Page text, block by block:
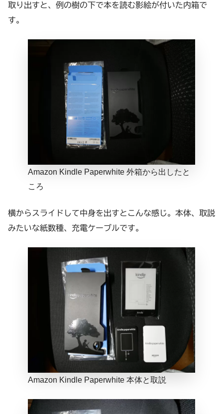
取り出すと、例の樹の下で本を読む影絵が付いた内箱で
す。
Amazon Kindle Paperwhite 外箱から出したと
ころ
横からスライドして中身を出すとこんな感じ。本体、取説
みたいな紙数種、充電ケーブルです。
Amazon Kindle Paperwhite 本体と取説